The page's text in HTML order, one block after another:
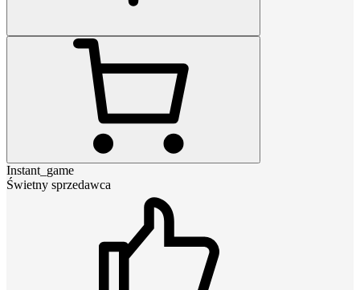
Instant_game
Świetny sprzedawca